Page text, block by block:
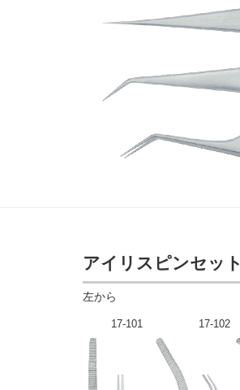
アイリスピンセット
左から
17-101 17-102